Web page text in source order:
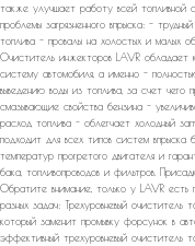
также улучшает работу всей топливной
проблемы загрязненного впрыска: -
топлива - провалы на холостых и малых
Очиститель инжекторов LAVR обладает
систему автомобиля, а именно -
выведению воды из топлива, за счет
смазывающие свойства бензина -
расход топлива - облегчает холодный
подходит для всех типов систем впрыска
температур прогретого двигателя и
бака, топливопроводов и фильтров.
Обратите внимание, только у LAVR есть
разных задач: Трехуровневый очиститель
который заменит промывку форсунок в
эффективный трехуровневый очиститель